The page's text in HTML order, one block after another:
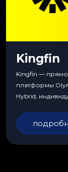
Kingfin
Kingfin —
платформы
Hybrid,